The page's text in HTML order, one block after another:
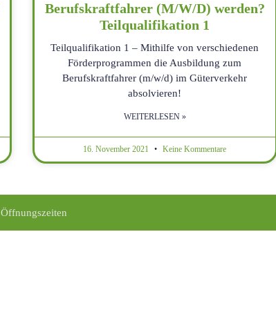
Berufskraftfahrer (M/W/D) werden?
Teilqualifikation 1
Teilqualifikation 1 – Mithilfe von verschiedenen
Förderprogrammen die Ausbildung zum
Berufskraftfahrer (m/w/d) im Güterverkehr
absolvieren!
WEITERLESEN »
16. November 2021 Keine Kommentare
Öffnungszeiten